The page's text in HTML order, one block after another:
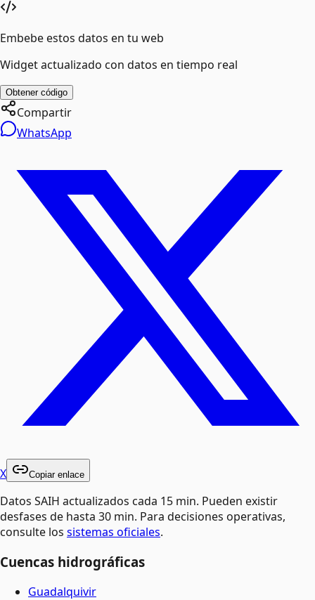
Embebe estos datos en tu web
Widget actualizado con datos en tiempo real
Obtener código
Compartir
WhatsApp
X Copiar enlace
Datos SAIH actualizados cada 15 min. Pueden existir
desfases de hasta 30 min. Para decisiones operativas,
consulte los sistemas oficiales.
Cuencas hidrográficas
Guadalquivir